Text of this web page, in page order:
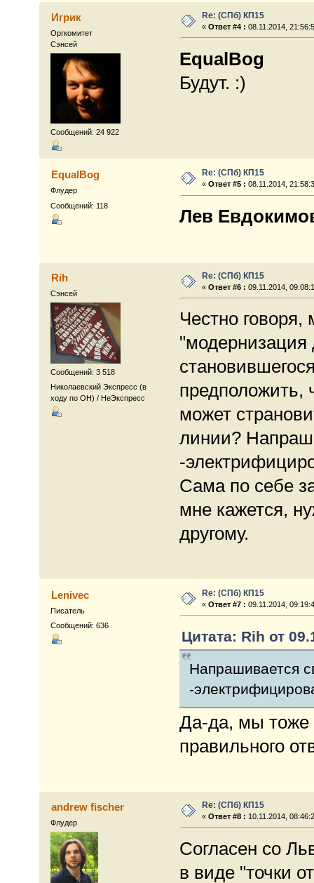
Игрик
Оргкомитет
Сэнсей
Сообщений: 24 922
Re: (СПб) КП15
«Ответ #4 : 08.11.2014,
EqualBog
Будут. :)
EqualBog
Флудер
Сообщений: 118
Re: (СПб) КП15
«Ответ #5 : 08.11.2014,
Лев
Rih
Сэнсей
Сообщений: 3 518
Николаевский Экспресс (в
ходу по ОН) / НеЭкспресс
Re: (СПб) КП15
«Ответ #6 : 09.11.2014,
Честно говоря,
"модернизация
предположить,
может
линии?
-
Сама по себе
мне кажется,
другому.
Lenivec
Писатель
Сообщений: 636
Re: (СПб) КП15
«Ответ #7 : 09.11.2014,
Цитата: Rih от
Напрашивается
-
Да-да, мы тоже
правильного
andrew fischer
Флудер
Re: (СПб) КП15
«Ответ #8 : 10.11.2014,
Согласен со
в виде "точки